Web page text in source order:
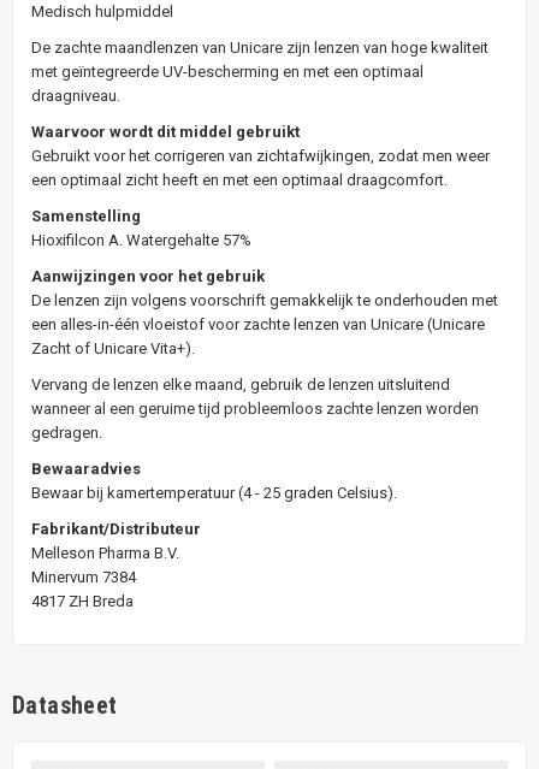
Medisch hulpmiddel
De zachte maandlenzen van Unicare zijn lenzen van hoge kwaliteit
met geïntegreerde UV-bescherming en met een optimaal
draagniveau.
Waarvoor wordt dit middel gebruikt
Gebruikt voor het corrigeren van zichtafwijkingen, zodat men weer
een optimaal zicht heeft en met een optimaal draagcomfort.
Samenstelling
Hioxifilcon A. Watergehalte 57%
Aanwijzingen voor het gebruik
De lenzen zijn volgens voorschrift gemakkelijk te onderhouden met
een alles-in-één vloeistof voor zachte lenzen van Unicare (Unicare
Zacht of Unicare Vita+).
Vervang de lenzen elke maand, gebruik de lenzen uitsluitend
wanneer al een geruime tijd probleemloos zachte lenzen worden
gedragen.
Bewaaradvies
Bewaar bij kamertemperatuur (4 - 25 graden Celsius).
Fabrikant/Distributeur
Melleson Pharma B.V.
Minervum 7384
4817 ZH Breda
Datasheet